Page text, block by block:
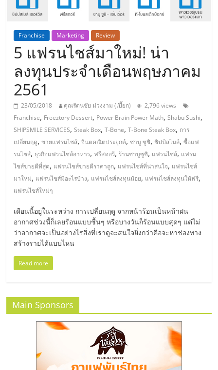
รวม
ธุรกิจ
เอ
ส
เอ็
มอี
ไทย,
SMEs,
แฟ
รน
ไชส์,
ที่
ปรึกษา
แฟ
Franchise Marketing Review
5 แฟรนไชส์มาใหม่! น่า
ลงทุนประจำเดือนพฤษภาคม
2561
23/05/2018 คุณรัตนชัย ม่วงงาม (เปี๊ยก)
2,796 views
Franchise, Freeztory Dessert, Power Brain Power Math,Shabu Sushi,
SHIPSMILE SERVICES,Steak Box,T-Bone,T-Bone Steak Box, การ
เปลี่ยนฤดู,ขายแฟรนไชส์,จินตคณิตประยุกต์, ชาบู ซูชิ, ชิปป์สไมล์,ซื้อแฟ
รนไชส์, ธุรกิจแฟรนไชส์อาหาร, ฟรีสทอรี, ร้านชาบูซูชิ, แฟรนไชส์, แฟรน
ไชส์ขายดีที่สุด, แฟรนไชส์ขายดีราคาถูก, แฟรนไชส์ที่น่าสนใจ, แฟรนไชส์
มาใหม่, แฟรนไชส์มีอะไรบ้าง, แฟรนไชส์ลงทุนน้อย, แฟรนไชส์ลงทุนให้ฟรี,
แฟรนไชส์ใหม่ๆ
เดือนนี้อยู่ในระหว่าง การเปลี่ยนฤดู จากหน้าร้อนเป็นหน้าฝน
อากาศช่วงนี้ก็เลยร้อนแบบชื้นๆ หรือบางวันก็ร้อนแบบสุดๆ แต่ไม่
ว่าอากาศจะเป็นอย่างไรสิ่งที่เราดูจะสนใจยิ่งกว่าคือจะหาช่องทาง
สร้างรายได้แบบไหน
Read more
Main Sponsors